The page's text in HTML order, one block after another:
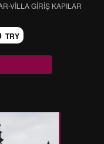
VİLLA GİRİŞ KAPILAR
TRY